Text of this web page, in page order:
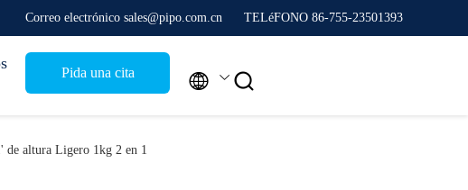
Correo electrónico sales@pipo.com.cn TELéFONO 86-755-23501393
Pida una cita  
de altura Ligero 1kg 2 en 1